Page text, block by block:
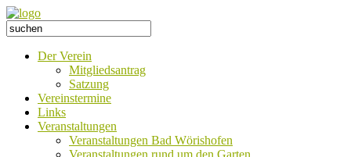
Der Verein
Mitgliedsantrag
Satzung
Vereinstermine
Links
Veranstaltungen
Veranstaltungen Bad Wörishofen
Veranstaltungen rund um den Garten